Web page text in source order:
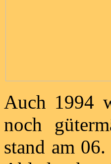
Auch 1994
noch
stand am